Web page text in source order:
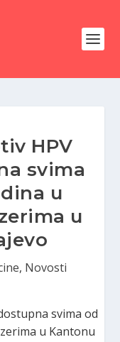
HPV
svima
u
u
, Novosti